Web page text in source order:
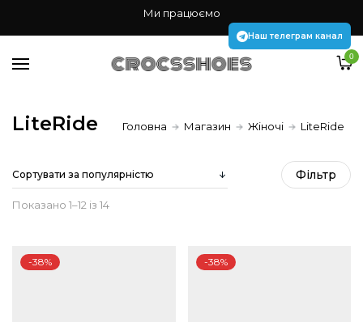
Ми працюємо
Наш телеграм канал
0
Чоловікам
Дітям
LiteRide Головна Магазин Жіночі LiteRide
Фiльтр
Показано 1–12 із 14Sorted
-38% -38%